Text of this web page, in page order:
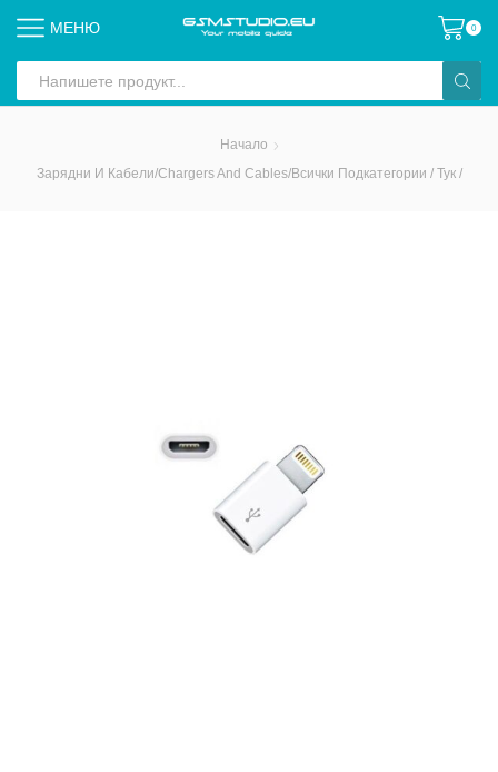
МЕНЮ 0
input
Начало
Зарядни И Кабели/Chargers And Cables/всички Подкатегории / Тук /